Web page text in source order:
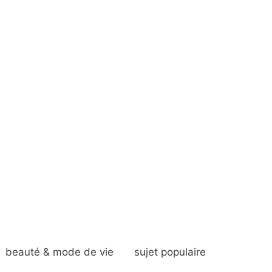
beauté & mode de vie sujet populaire